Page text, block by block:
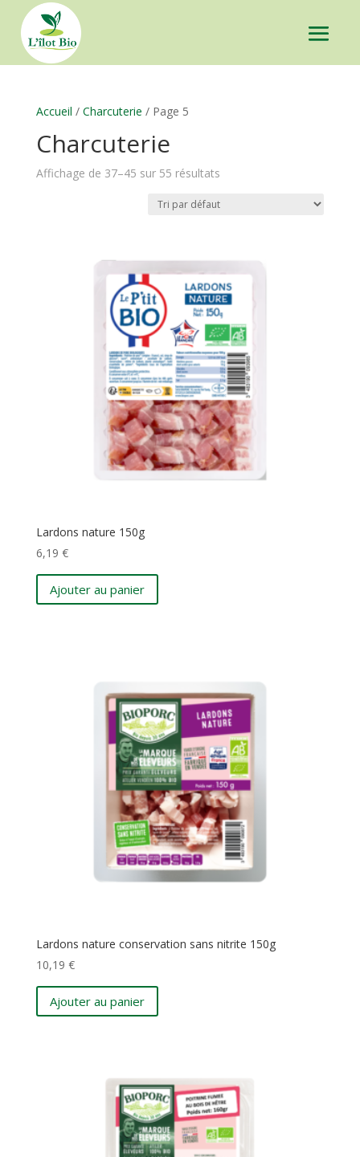
Accueil / Charcuterie / Page 5
Charcuterie
Affichage de 37–45 sur 55 résultats
Lardons nature 150g
6,19 €
Ajouter au panier
Lardons nature conservation sans nitrite 150g
10,19 €
Ajouter au panier